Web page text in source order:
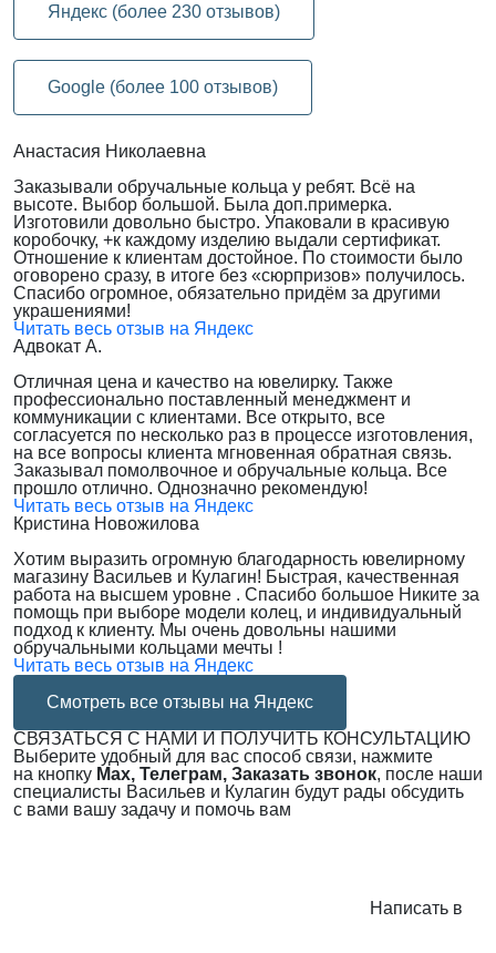
Яндекс (более 230 отзывов)
Google (более 100 отзывов)
Анастасия Николаевна
Заказывали обручальные кольца у ребят. Всё на
высоте. Выбор большой. Была доп.примерка.
Изготовили довольно быстро. Упаковали в красивую
коробочку, +к каждому изделию выдали сертификат.
Отношение к клиентам достойное. По стоимости было
оговорено сразу, в итоге без «сюрпризов» получилось.
Спасибо огромное, обязательно придём за другими
украшениями!
Читать весь отзыв на Яндекс
Адвокат А.
Отличная цена и качество на ювелирку. Также
профессионально поставленный менеджмент и
коммуникации с клиентами. Все открыто, все
согласуется по несколько раз в процессе изготовления,
на все вопросы клиента мгновенная обратная связь.
Заказывал помолвочное и обручальные кольца. Все
прошло отлично. Однозначно рекомендую!
Читать весь отзыв на Яндекс
Кристина Новожилова
Хотим выразить огромную благодарность ювелирному
магазину Васильев и Кулагин! Быстрая, качественная
работа на высшем уровне . Спасибо большое Никите за
помощь при выборе модели колец, и индивидуальный
подход к клиенту. Мы очень довольны нашими
обручальными кольцами мечты !
Читать весь отзыв на Яндекс
Смотреть все отзывы на Яндекс
СВЯЗАТЬСЯ С НАМИ И ПОЛУЧИТЬ КОНСУЛЬТАЦИЮ
Выберите удобный для вас способ связи, нажмите
на кнопку Max, Телеграм, Заказать звонок, после наши
специалисты Васильев и Кулагин будут рады обсудить
с вами вашу задачу и помочь вам
Написать в